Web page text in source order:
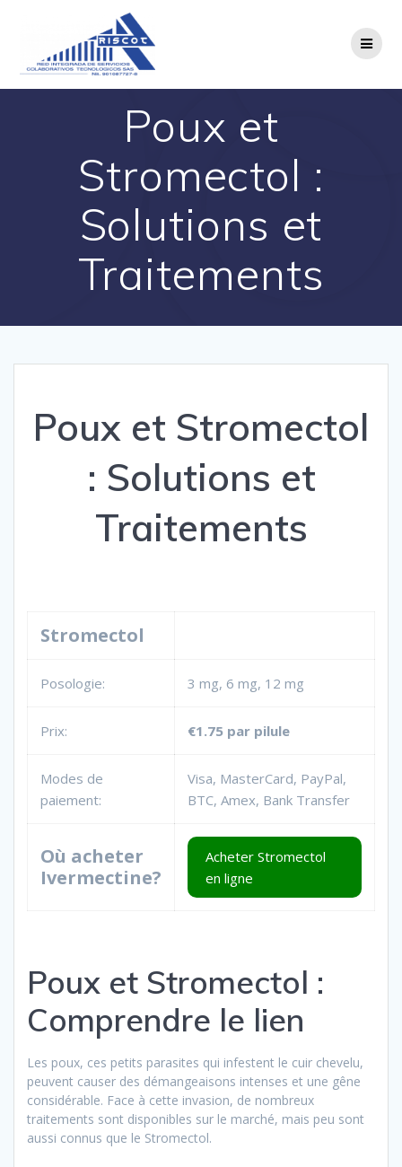
Poux et
Stromectol :
Solutions et
Traitements
Poux et Stromectol
: Solutions et
Traitements
Stromectol
Posologie: 3 mg, 6 mg, 12 mg
Prix: €1.75 par pilule
Modes de
paiement:
Visa, MasterCard, PayPal,
BTC, Amex, Bank Transfer
Où acheter
Ivermectine?
Acheter Stromectol
en ligne
Poux et Stromectol :
Comprendre le lien
Les poux, ces petits parasites qui infestent le cuir chevelu,
peuvent causer des démangeaisons intenses et une gêne
considérable. Face à cette invasion, de nombreux
traitements sont disponibles sur le marché, mais peu sont
aussi connus que le Stromectol.